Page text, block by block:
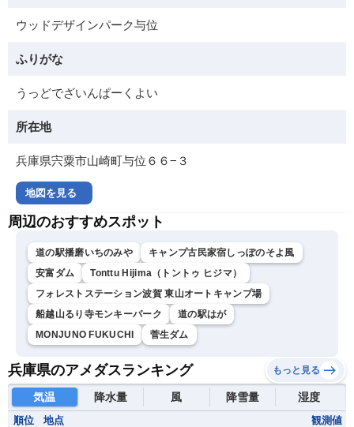
ウッドデザインパーク与位
ふりがな
うっどでざいんぱーくよい
所在地
兵庫県宍粟市山崎町与位６６−３
地図を見る
周辺のおすすめスポット
道の駅播磨いちのみや
キャンプ古民家宿しっぽのそよ風
安富ダム
Tonttu Hijima（トントゥ ヒジマ）
フォレストステーション波賀 東山オートキャンプ場
船越山るり寺モンキーパーク
道の駅はが
MONJUNO FUKUCHI
菅生ダム
兵庫県のアメダスランキング もっと見る
気温 降水量 風 降雪量 湿度
順位 地点 観測値